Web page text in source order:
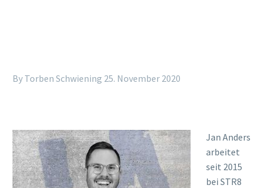
By Torben Schwiening 25. November 2020
Jan Anders
arbeitet
seit 2015
bei STR8